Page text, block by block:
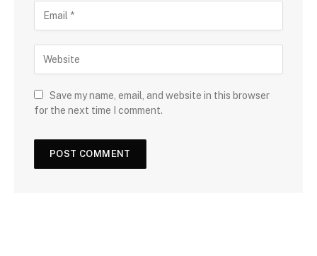
Save my name, email, and website in this browser
for the next time I comment.